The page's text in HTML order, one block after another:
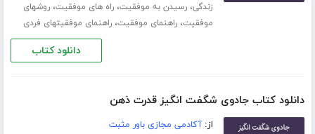
زندگی،رسیدن به موفقیت،راه های موفقیت،روشهای
موفقیت،راهنمای موفقیت،راهنمای موفقیتهای فردی
دانلود کتاب
دانلود کتاب جادوی شگفت انگیز قدرت ذهن
از:آکادمی مجازی باور مثبت